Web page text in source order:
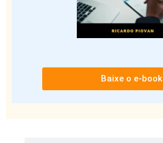
Baixe o e-book